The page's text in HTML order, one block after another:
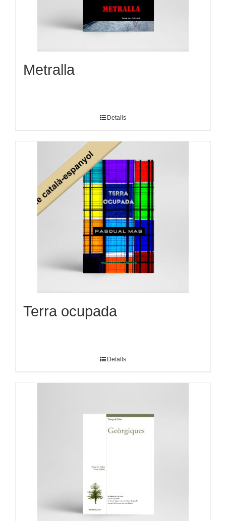
Metralla
Detalls
Terra ocupada
Detalls